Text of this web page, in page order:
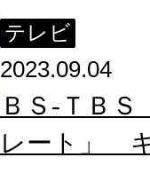
テレビ
2023.09.04
ＢＳ-ＴＢ
レート」